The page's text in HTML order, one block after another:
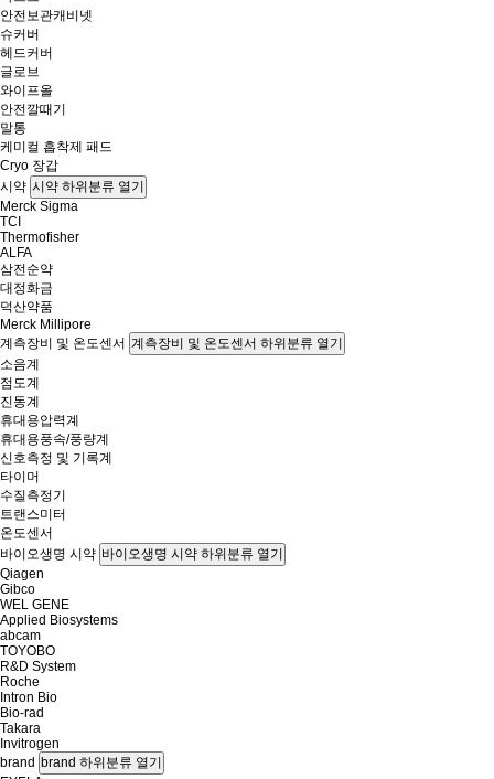
안전보관캐비넷
슈커버
헤드커버
글로브
와이프올
안전깔때기
말통
케미컬 흡착제 패드
Cryo 장갑
시약 시약 하위분류 열기
Merck Sigma
TCI
Thermofisher
ALFA
삼전순약
대정화금
덕산약품
Merck Millipore
계측장비 및 온도센서 계측장비 및 온도센서 하위분류 열기
소음계
점도계
진동계
휴대용압력계
휴대용풍속/풍량계
신호측정 및 기록계
타이머
수질측정기
트랜스미터
온도센서
바이오생명 시약 바이오생명 시약 하위분류 열기
Qiagen
Gibco
WEL GENE
Applied Biosystems
abcam
TOYOBO
R&D System
Roche
Intron Bio
Bio-rad
Takara
Invitrogen
brand brand 하위분류 열기